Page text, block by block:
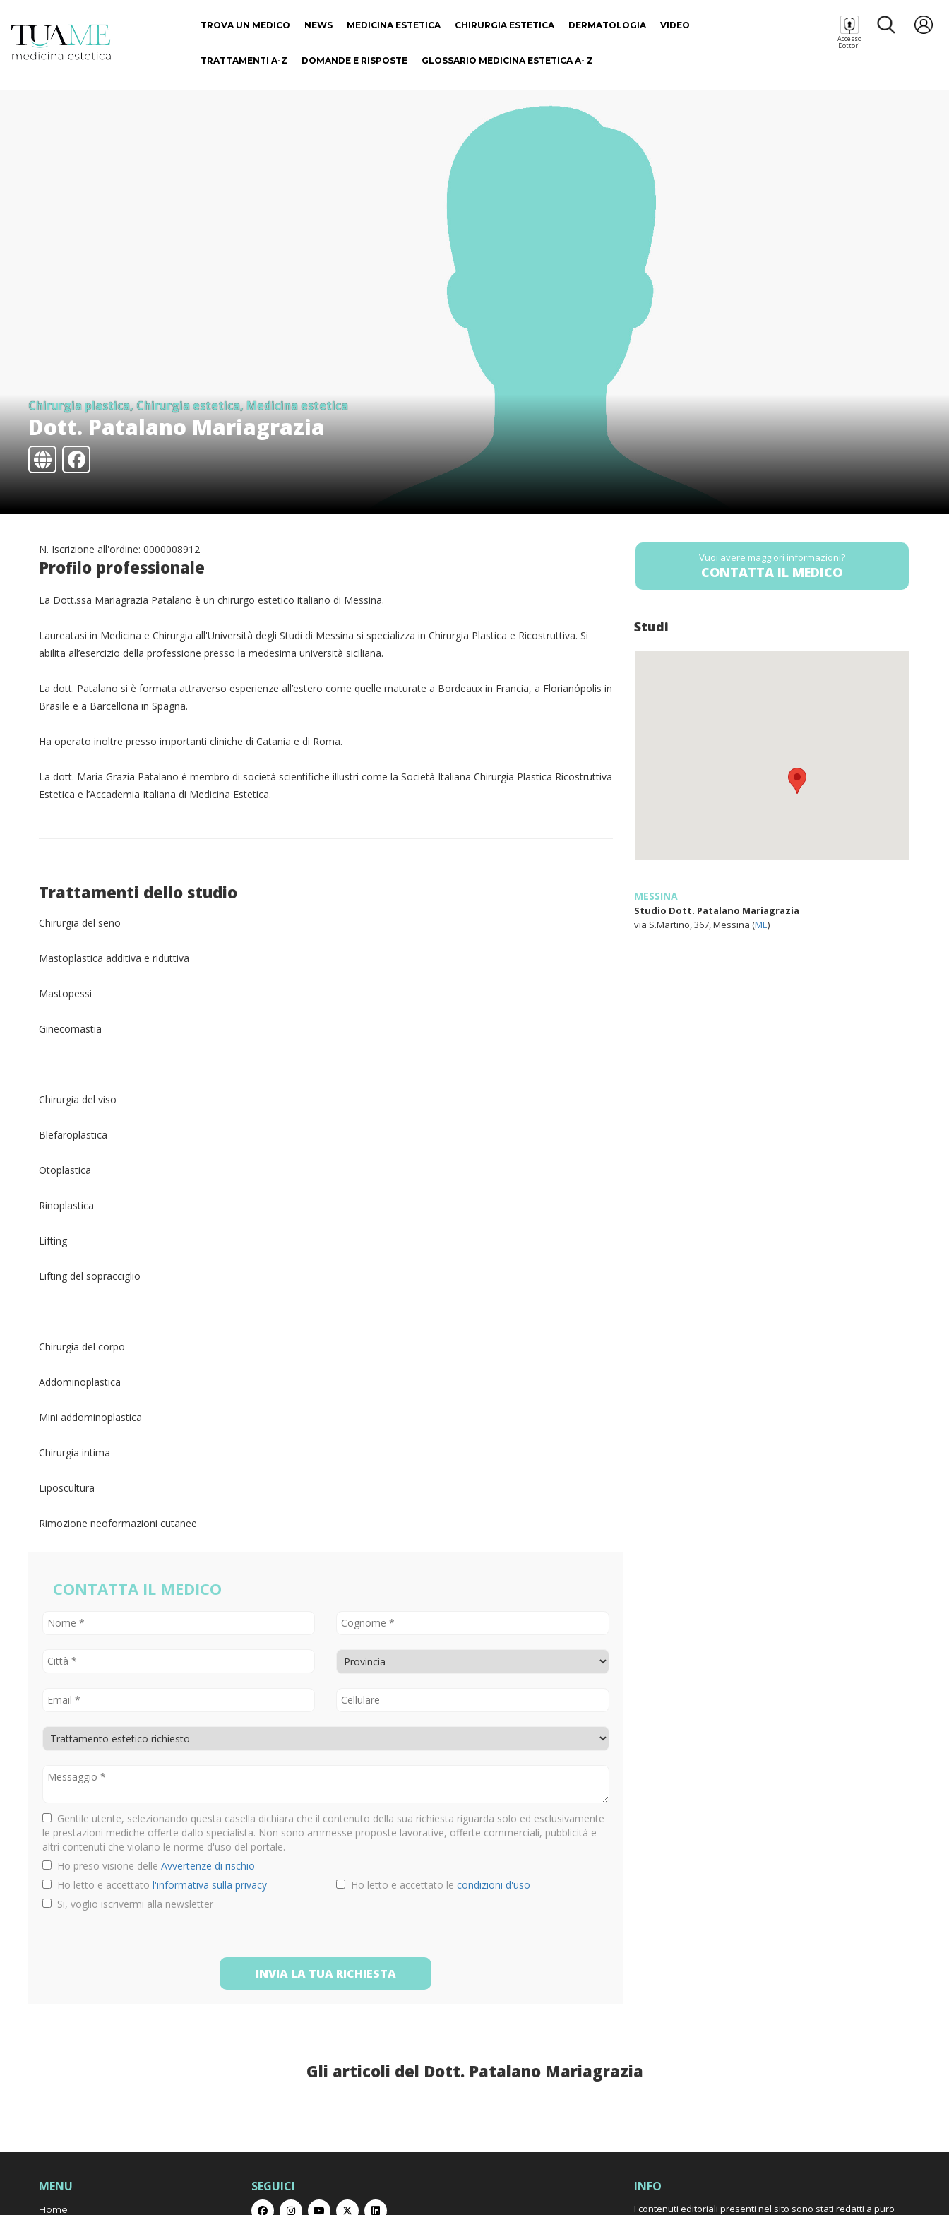
TROVA UN MEDICO NEWS MEDICINA ESTETICA CHIRURGIA ESTETICA DERMATOLOGIA VIDEO
TRATTAMENTI A-Z DOMANDE E RISPOSTE GLOSSARIO MEDICINA ESTETICA A- Z
Accesso
Dottori
Chirurgia plastica, Chirurgia estetica, Medicina estetica
Dott. Patalano Mariagrazia
N. Iscrizione all'ordine: 0000008912
Profilo professionale
La Dott.ssa Mariagrazia Patalano è un chirurgo estetico italiano di Messina.
Laureatasi in Medicina e Chirurgia all'Università degli Studi di Messina si specializza in Chirurgia Plastica e Ricostruttiva. Si
abilita all’esercizio della professione presso la medesima università siciliana.
La dott. Patalano si è formata attraverso esperienze all’estero come quelle maturate a Bordeaux in Francia, a Florianόpolis in
Brasile e a Barcellona in Spagna.
Ha operato inoltre presso importanti cliniche di Catania e di Roma.
La dott. Maria Grazia Patalano è membro di società scientifiche illustri come la Società Italiana Chirurgia Plastica Ricostruttiva
Estetica e l’Accademia Italiana di Medicina Estetica.
Trattamenti dello studio
Chirurgia del seno
Mastoplastica additiva e riduttiva
Mastopessi
Ginecomastia
Chirurgia del viso
Blefaroplastica
Otoplastica
Rinoplastica
Lifting
Lifting del sopracciglio
Chirurgia del corpo
Addominoplastica
Mini addominoplastica
Chirurgia intima
Liposcultura
Rimozione neoformazioni cutanee
CONTATTA IL MEDICO
Gentile utente, selezionando questa casella dichiara che il contenuto della sua richiesta riguarda solo ed esclusivamente
le prestazioni mediche offerte dallo specialista. Non sono ammesse proposte lavorative, offerte commerciali, pubblicità e
altri contenuti che violano le norme d'uso del portale.
Ho preso visione delle Avvertenze di rischio
Ho letto e accettato l'informativa sulla privacy Ho letto e accettato lecondizioni d'uso
Si, voglio iscrivermi alla newsletter
INVIA LA TUA RICHIESTA
Vuoi avere maggiori informazioni?
CONTATTA IL MEDICO
Studi
MESSINA
Studio Dott. Patalano Mariagrazia
via S.Martino, 367, Messina (ME)
Gli articoli del Dott. Patalano Mariagrazia
MENU
Home
SEGUICI INFO
I contenuti editoriali presenti nel sito sono stati redatti a puro